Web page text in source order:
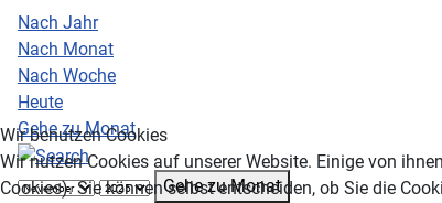
Nach Jahr
Nach Monat
Nach Woche
Heute
Gehe zu Monat
Gehe zu Monat
Wir benutzen Cookies
Wir nutzen Cookies auf unserer Website. Einige von
Cookies). Sie können selbst entscheiden, ob Sie die